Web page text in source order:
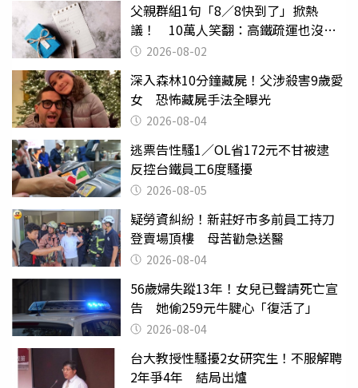
父親群組1句「8／8快到了」掀熱
議！ 10萬人笑翻：高鐵疏運也沒列
父親節
2026-08-02
深入森林10分鐘藏屍！父涉殺害9歲愛
女 恐怖藏屍手法全曝光
2026-08-04
逃票告性騷1／OL省172元不甘被逮
反控台鐵員工6度騷擾
2026-08-05
疑勞資糾紛！新莊好市多前員工持刀
登賣場頂樓 母苦勸急送醫
2026-08-04
56歲婦失蹤13年！女兒已聲請死亡宣
告 她偷259元牛腱心「復活了」
2026-08-04
台大教授性騷擾2女研究生！不服解聘
2年爭4年 結局出爐